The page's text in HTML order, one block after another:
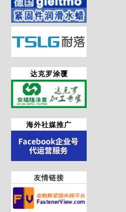
达克罗涂覆
海外社媒推广
友情链接